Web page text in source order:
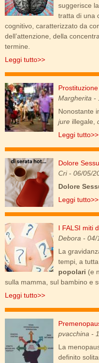
suggerisce
tratta di una
cognitivo, caratterizzato da
dell’attenzione, della
termine.
Leggi tutto>>
prostituzione_thai.jpg
Margherita -
Nonostante
jure illegale,
Leggi tutto>>
vulvodinia.png
Dolore
Cri- 06/05/
Dolore
Leggi tutto>>
falsi-miti-
I FALSI miti
Debora - 04/
La
tempi, a
popolari (e
sulla mamma, sul bambino e
Leggi tutto>>
pvacchina -
La
definito